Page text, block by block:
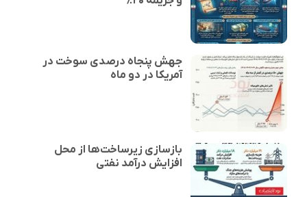
جهش پنجاه درصدی سوخت در
آمریکا در دو ماه
بازسازی زیرساخت‌ها از محل
افزایش درآمد نفتی